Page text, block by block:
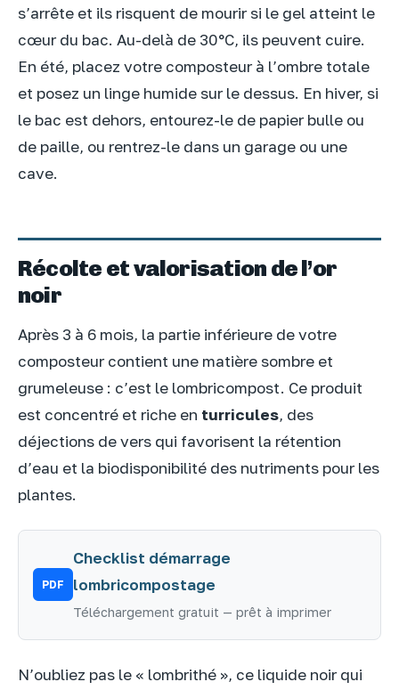
s’arrête et ils risquent de mourir si le gel atteint le
cœur du bac. Au-delà de 30°C, ils peuvent cuire.
En été, placez votre composteur à l’ombre totale
et posez un linge humide sur le dessus. En hiver, si
le bac est dehors, entourez-le de papier bulle ou
de paille, ou rentrez-le dans un garage ou une
cave.
Récolte et valorisation de l’or
noir
Après 3 à 6 mois, la partie inférieure de votre
composteur contient une matière sombre et
grumeleuse : c’est le lombricompost. Ce produit
est concentré et riche en turricules, des
déjections de vers qui favorisent la rétention
d’eau et la biodisponibilité des nutriments pour les
plantes.
PDF
Checklist démarrage
lombricompostage
Téléchargement gratuit — prêt à imprimer
N’oubliez pas le « lombrithé », ce liquide noir qui